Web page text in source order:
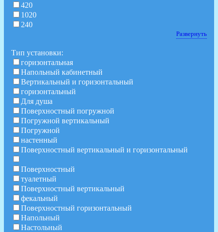
420
1020
240
Развернуть
Тип установки:
горизонтальная
Напольный кабинетный
Вертикальный и горизонтальный
горизонтальный
Для душа
Поверхностный погружной
Погружной вертикальный
Погружной
настенный
Поверхностный вертикальный и горизонтальный
Поверхностный
туалетный
Поверхностный вертикальный
фекальный
Поверхностный горизонтальный
Напольный
Настольный